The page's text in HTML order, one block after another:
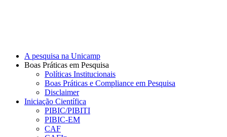
A pesquisa na Unicamp
Boas Práticas em Pesquisa
Políticas Institucionais
Boas Práticas e Compliance em Pesquisa
Disclaimer
Iniciação Científica
PIBIC/PIBITI
PIBIC-EM
CAF